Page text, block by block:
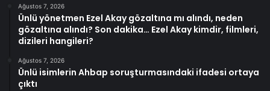
Ağustos 7, 2026
Ünlü yönetmen Ezel Akay gözaltına mı alındı, neden
gözaltına alındı? Son dakika… Ezel Akay kimdir, filmleri,
dizileri hangileri?
Ağustos 7, 2026
Ünlü isimlerin Ahbap soruşturmasındaki ifadesi ortaya
çıktı